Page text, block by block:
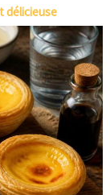
délicieuse